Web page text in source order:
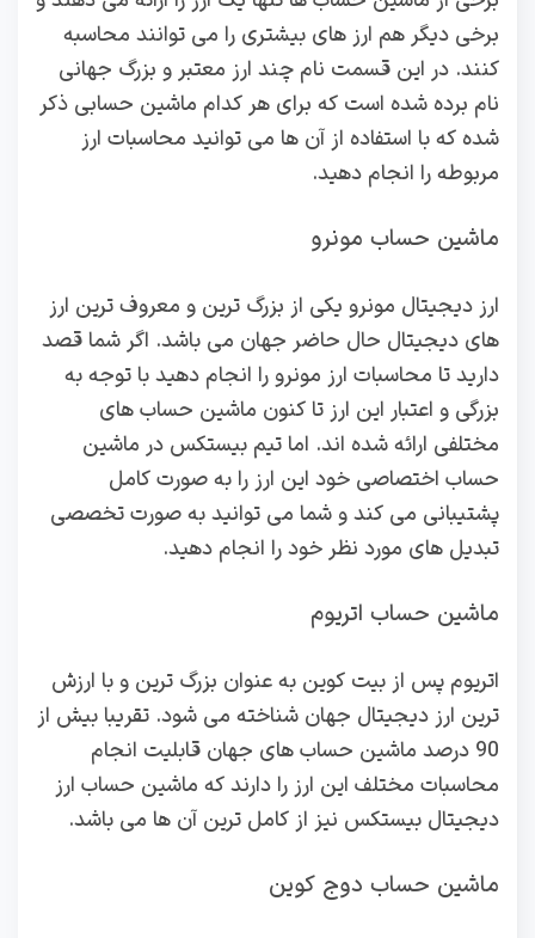
برخی دیگر هم ارز های بیشتری را می توانند محاسبه
کنند. در این قسمت نام چند ارز معتبر و بزرگ جهانی
نام برده شده است که برای هر کدام ماشین حسابی ذکر
شده که با استفاده از آن ها می توانید محاسبات ارز
مربوطه را انجام دهید.
ماشین حساب مونرو
ارز دیجیتال مونرو یکی از بزرگ ترین و معروف ترین ارز
های دیجیتال حال حاضر جهان می باشد. اگر شما قصد
دارید تا محاسبات ارز مونرو را انجام دهید با توجه به
بزرگی و اعتبار این ارز تا کنون ماشین حساب های
مختلفی ارائه شده اند. اما تیم بیستکس در ماشین
حساب اختصاصی خود این ارز را به صورت کامل
پشتیبانی می کند و شما می توانید به صورت تخصصی
تبدیل های مورد نظر خود را انجام دهید.
ماشین حساب اتریوم
اتریوم پس از بیت کوین به عنوان بزرگ ترین و با ارزش
ترین ارز دیجیتال جهان شناخته می شود. تقریبا بیش از
90 درصد ماشین حساب های جهان قابلیت انجام
محاسبات مختلف این ارز را دارند که ماشین حساب ارز
دیجیتال بیستکس نیز از کامل ترین آن ها می باشد.
ماشین حساب دوج کوین